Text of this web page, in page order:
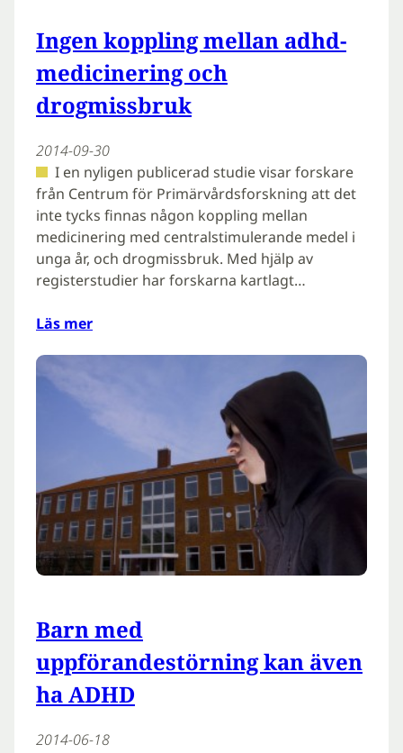
Ingen koppling mellan adhd-
medicinering och
drogmissbruk
2014-09-30
I en nyligen publicerad studie visar forskare
från Centrum för Primärvårdsforskning att det
inte tycks finnas någon koppling mellan
medicinering med centralstimulerande medel i
unga år, och drogmissbruk. Med hjälp av
registerstudier har forskarna kartlagt…
Läs mer
Barn med
uppförandestörning kan även
ha ADHD
2014-06-18